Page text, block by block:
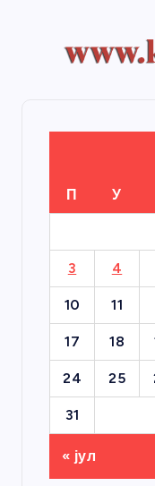
П У
3 4
10 11
17 18
24 25
31
« јул